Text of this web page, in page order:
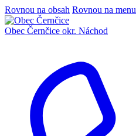
Rovnou na obsah Rovnou na menu
Obec Černčice okr. Náchod